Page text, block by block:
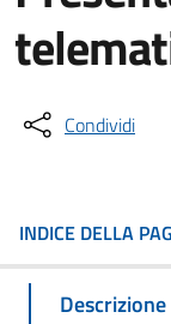
Condividi
INDICE DELLA
Descrizione